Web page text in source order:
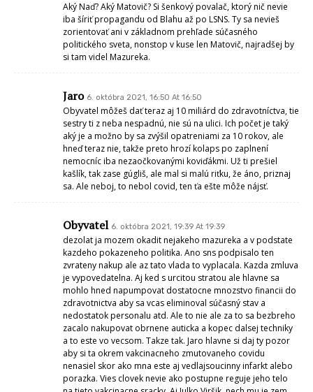
Aký Naď? Aký Matovič? Si šenkový povalač, ktorý nič nevie
iba šíriť propagandu od Blahu až po LSNS. Ty sa nevieš
zorientovať ani v základnom prehľade súčasného
politického sveta, nonstop v kuse len Matovič, najradšej by
si tam videl Mazureka.
Jaro 6. októbra 2021, 16:50 At 16:50
Obyvatel môžeš dať teraz aj 10 miliárd do zdravotníctva, tie
sestry ti z neba nespadnú, nie sú na ulici. Ich počet je taký
aký je a možno by sa zvýšil opatreniami za 10 rokov, ale
hneď teraz nie, takže preto hrozí kolaps po zaplnení
nemocníc iba nezaočkovanými koviďákmi. Už ti prešiel
kašlík, tak zase gúgliš, ale mal si malú riťku, že áno, priznaj
sa. Ale neboj, to nebol covid, ten ťa ešte môže nájsť.
Obyvatel 6. októbra 2021, 19:39 At 19:39
dezolat ja mozem okadit nejakeho mazureka a v podstate
kazdeho pokazeneho politika. Ano sns podpisalo ten
zvrateny nakup ale az tato vlada to vyplacala. Kazda zmluva
je vypovedatelna. Aj ked s urcitou stratou ale hlavne sa
mohlo hned napumpovat dostatocne mnozstvo financii do
zdravotnictva aby sa vcas eliminoval súčasný stav a
nedostatok personalu atd. Ale to nie ale za to sa bezbreho
zacalo nakupovat obrnene auticka a kopec dalsej techniky
a to este vo vecsom. Takze tak. Jaro hlavne si daj ty pozor
aby si ta okrem vakcinacneho zmutovaneho covidu
nenasiel skor ako mna este aj vedlajsoucinny infarkt alebo
porazka. Vies clovek nevie ako postupne reguje jeho telo